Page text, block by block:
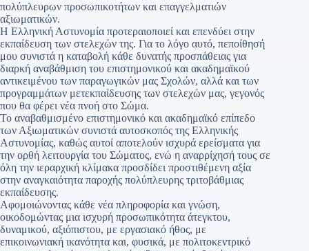
πολύπλευρων προσωπικοτήτων και επαγγελματιών
αξιωματικών.
Η Ελληνική Αστυνομία προτεραιοποιεί και επενδύει στην
εκπαίδευση των στελεχών της. Για το λόγο αυτό, πεποίθησή
μου συνιστά η καταβολή κάθε δυνατής προσπάθειας για
διαρκή αναβάθμιση του επιστημονικού και ακαδημαϊκού
αντικειμένου των παραγωγικών μας Σχολών, αλλά και των
προγραμμάτων μετεκπαίδευσης των στελεχών μας, γεγονός
που θα φέρει νέα πνοή στο Σώμα.
Το αναβαθμισμένο επιστημονικό και ακαδημαϊκό επίπεδο
των Αξιωματικών συνιστά αυτοσκοπός της Ελληνικής
Αστυνομίας, καθώς αυτοί αποτελούν ισχυρά ερείσματα για
την ορθή λειτουργία του Σώματος, ενώ η αναρρίχησή τους σε
όλη την ιεραρχική κλίμακα προσδίδει προστιθέμενη αξία
στην αναγκαιότητα παροχής πολύπλευρης τριτοβάθμιας
εκπαίδευσης.
Αφομοιώνοντας κάθε νέα πληροφορία και γνώση,
οικοδομώντας μια ισχυρή προσωπικότητα άτεγκτου,
δυναμικού, αξιόπιστου, με εργασιακό ήθος, με
επικοινωνιακή ικανότητα και, φυσικά, με πολιτοκεντρικό